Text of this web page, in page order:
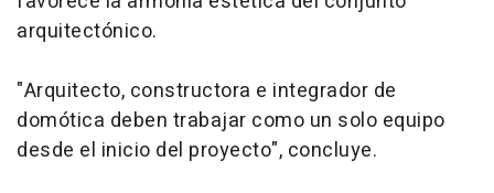
arquitectónico.
"Arquitecto, constructora e integrador de
domótica deben trabajar como un solo equipo
desde el inicio del proyecto", concluye.